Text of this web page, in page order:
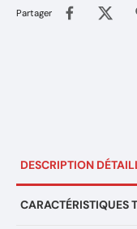
Partager
DESCRIPTION
CARACTÉRISTIQUES